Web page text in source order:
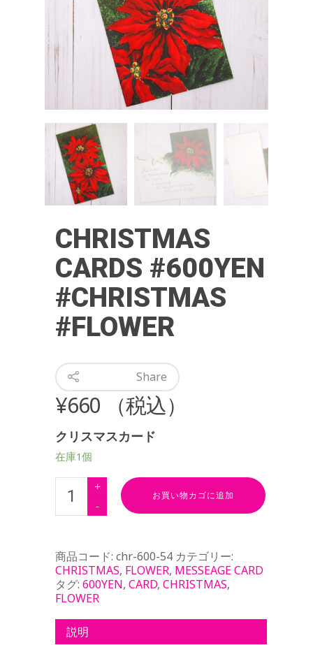
CHRISTMAS
CARDS #600YEN
#CHRISTMAS
#FLOWER
Share
¥660 （税込）
クリスマスカード
在庫1個
お買い物カゴに追加
商品コード: chr-600-54 カテゴリー:
CHRISTMAS, FLOWER, MESSEAGE CARD
タグ: 600YEN, CARD, CHRISTMAS,
FLOWER
説明